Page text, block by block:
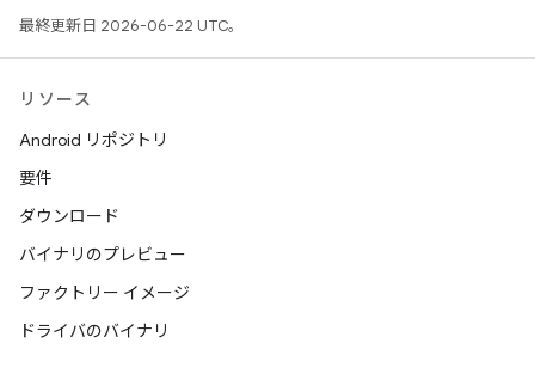
最終更新日 2026-06-22 UTC。
リソース
Android リポジトリ
要件
ダウンロード
バイナリのプレビュー
ファクトリー イメージ
ドライバのバイナリ